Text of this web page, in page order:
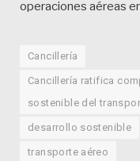
operaciones aéreas
Cancillería
Cancillería ratifica
sostenible del
desarrollo sostenible
transporte aéreo